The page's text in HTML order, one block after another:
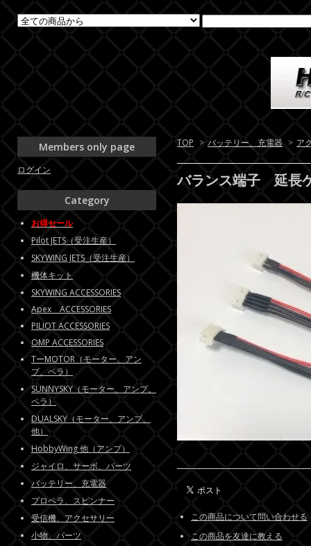
TOP > バッテリー、充電器 > ア
バランス端子 延長
この商品について問い合わせる
この商品を友達に教える
Members only page
ログイン
Category
お得セール
Pilot JETS（受注生産）
SKYWING JETS（受注生産）
機体キット
SKYWING ACCESSORIES
Apex ACCESSORIES
PILIOT ACCESSORIES
OMP ACCESSORIES
TーMOTOR（モーター、アン
プ、ペラ）
SUNNYSKY（モーター、アンプ、
ペラ）
DUALSKY（モーター、アンプ、
他）
HobbyWing 他（アンプ）
ジャイロ、サーボ、パーツ
バッテリー、充電器
プロペラ、スピンナー
受信機、アクセサリー
小物、パーツ